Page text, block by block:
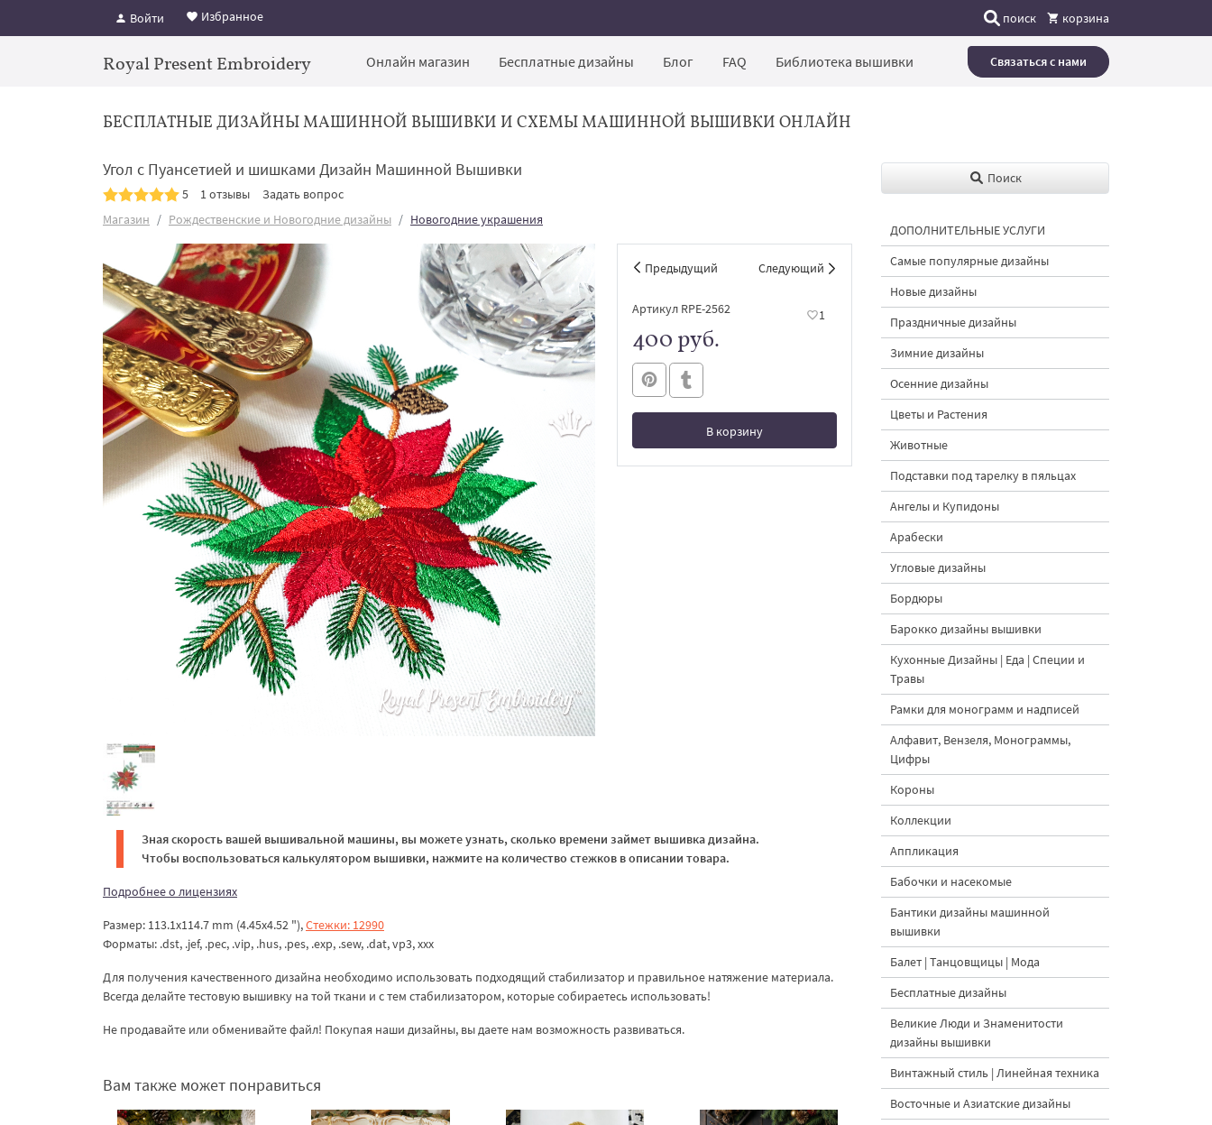
Войти Избранное поиск корзина
Royal Present Embroidery Онлайн магазин Бесплатные дизайны Блог FAQ Библиотека вышивки Связаться с нами
БЕСПЛАТНЫЕ ДИЗАЙНЫ МАШИННОЙ ВЫШИВКИ И СХЕМЫ МАШИННОЙ ВЫШИВКИ ОНЛАЙН
Угол с Пуансетией и шишками Дизайн Машинной Вышивки
5 1 отзывы
Задать вопрос
Магазин
Рождественские и Новогодние дизайны Новогодние украшения
Предыдущий Следующий
Артикул RPE-2562 1
400 руб.
В корзину
В корзине
Зная скорость вашей вышивальной машины, вы можете узнать, сколько времени займет вышивка дизайна.
Чтобы воспользоваться калькулятором вышивки, нажмите на количество стежков в описании товара.
Подробнее о лицензиях
Размер: 113.1x114.7 mm (4.45x4.52 "),Стежки: 12990
Форматы: .dst, .jef, .pec, .vip, .hus, .pes, .exp, .sew, .dat, vp3, ххх
Для получения качественного дизайна необходимо использовать подходящий стабилизатор и правильное натяжение материала.
Всегда делайте тестовую вышивку на той ткани и с тем стабилизатором, которые собираетесь использовать!
Не продавайте или обменивайте файл! Покупая наши дизайны, вы даете нам возможность развиваться.
Вам также может понравиться
Поиск
ДОПОЛНИТЕЛЬНЫЕ УСЛУГИ
Самые популярные дизайны
Новые дизайны
Праздничные дизайны
Зимние дизайны
Осенние дизайны
Цветы и Растения
Животные
Подставки под тарелку в пяльцах
Ангелы и Купидоны
Арабески
Угловые дизайны
Бордюры
Барокко дизайны вышивки
Кухонные Дизайны | Еда | Специи и
Травы
Рамки для монограмм и надписей
Алфавит, Вензеля, Монограммы,
Цифры
Короны
Коллекции
Аппликация
Бабочки и насекомые
Бантики дизайны машинной
вышивки
Балет | Танцовщицы | Мода
Бесплатные дизайны
Великие Люди и Знаменитости
дизайны вышивки
Винтажный стиль | Линейная техника
Восточные и Азиатские дизайны